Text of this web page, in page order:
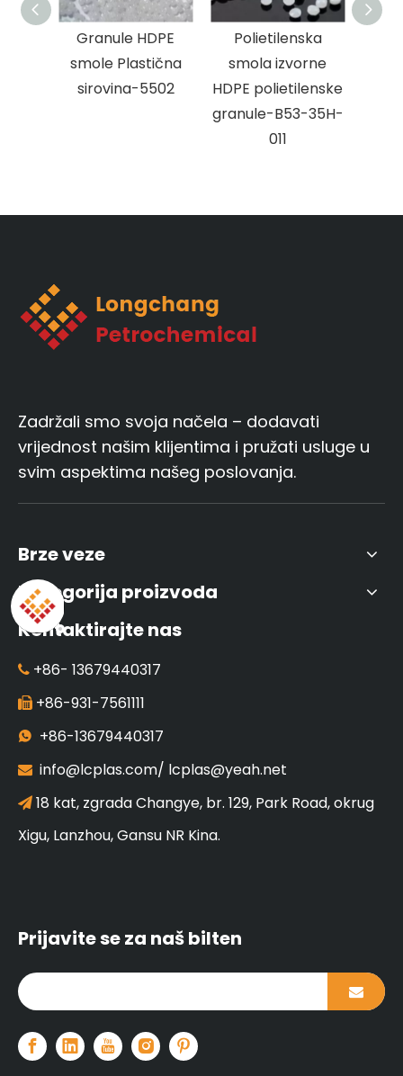
Granule HDPE
smole Plastična
sirovina-5502
Polietilenska
smola izvorne
HDPE polietilenske
granule-B53-35H-
011
Zadržali smo svoja načela – dodavati
vrijednost našim klijentima i pružati usluge u
svim aspektima našeg poslovanja.
Brze veze
Kategorija proizvoda
Kontaktirajte nas
 +86- 13679440317
 +86-931-7561111
 +86-13679440317
 info@lcplas.com/ lcplas@yeah.net
 18 kat, zgrada Changye, br. 129, Park Road, okrug
Xigu, Lanzhou, Gansu NR Kina.
Prijavite se za naš bilten